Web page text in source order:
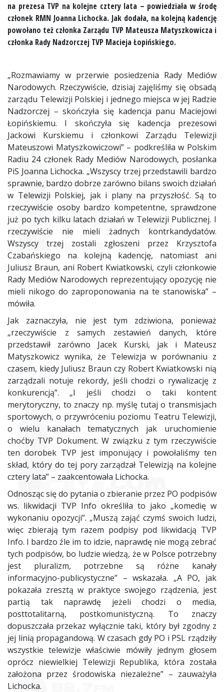
na prezesa TVP na kolejne cztery lata – powiedziała w środę
członek RMN Joanna Lichocka. Jak dodała, na kolejną kadencję
powołano też członka Zarządu TVP Mateusza Matyszkowicza i
członka Rady Nadzorczej TVP Macieja Łopińskiego.
„Rozmawiamy w przerwie posiedzenia Rady Mediów
Narodowych. Rzeczywiście, dzisiaj zajęliśmy się obsadą
zarządu Telewizji Polskiej i jednego miejsca w jej Radzie
Nadzorczej – skończyła się kadencja panu Maciejowi
Łopińskiemu. I skończyła się kadencja prezesowi
Jackowi Kurskiemu i członkowi Zarządu Telewizji
Mateuszowi Matyszkowiczowi” – podkreśliła w Polskim
Radiu 24 członek Rady Mediów Narodowych, posłanka
PiS Joanna Lichocka. „Wszyscy trzej przedstawili bardzo
sprawnie, bardzo dobrze zarówno bilans swoich działań
w Telewizji Polskiej, jak i plany na przyszłość. Są to
rzeczywiście osoby bardzo kompetentne, sprawdzone
już po tych kilku latach działań w Telewizji Publicznej. I
rzeczywiście nie mieli żadnych kontrkandydatów.
Wszyscy trzej zostali zgłoszeni przez Krzysztofa
Czabańskiego na kolejną kadencję, natomiast ani
Juliusz Braun, ani Robert Kwiatkowski, czyli członkowie
Rady Mediów Narodowych reprezentujący opozycję nie
mieli nikogo do zaproponowania na te stanowiska” –
mówiła.
Jak zaznaczyła, nie jest tym zdziwiona, ponieważ
„rzeczywiście z samych zestawień danych, które
przedstawił zarówno Jacek Kurski, jak i Mateusz
Matyszkowicz wynika, że Telewizja w porównaniu z
czasem, kiedy Juliusz Braun czy Robert Kwiatkowski nią
zarządzali notuje rekordy, jeśli chodzi o rywalizację z
konkurencją”. „I jeśli chodzi o taki kontent
merytoryczny, to znaczy np. myślę tutaj o transmisjach
sportowych, o przywróceniu poziomu Teatru Telewizji,
o wielu kanałach tematycznych jak uruchomienie
choćby TVP Dokument. W związku z tym rzeczywiście
ten dorobek TVP jest imponujący i powołaliśmy ten
skład, który do tej pory zarządzał Telewizją na kolejne
cztery lata” – zaakcentowała Lichocka.
Odnosząc się do pytania o zbieranie przez PO podpisów
ws. likwidacji TVP Info określiła to jako „komedię w
wykonaniu opozycji”. „Muszą zająć czymś swoich ludzi,
więc zbierają tym razem podpisy pod likwidacją TVP
Info. I bardzo źle im to idzie, naprawdę nie mogą zebrać
tych podpisów, bo ludzie wiedzą, że w Polsce potrzebny
jest pluralizm, potrzebne są różne kanały
informacyjno-publicystyczne” – wskazała. „A PO, jak
pokazała zresztą w praktyce swojego rządzenia, jest
partią tak naprawdę jeżeli chodzi o media,
posttotalitarną, postkomunistyczną. To znaczy
dopuszczała przekaz wyłącznie taki, który był zgodny z
jej linią propagandową. W czasach gdy PO i PSL rządziły
wszystkie telewizje właściwie mówiły jednym głosem
oprócz niewielkiej Telewizji Republika, która została
założona przez środowiska niezależne” – zauważyła
Lichocka.